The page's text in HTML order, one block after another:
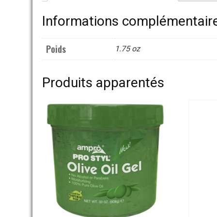
Informations
Poids 1.75 oz
Produits apparentés